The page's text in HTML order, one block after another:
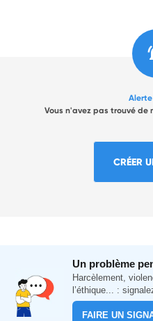
Vous n'avez pas trouvé de
CRÉER
Un problème
Harcèlement,
l’éthique... :
FAIRE UN